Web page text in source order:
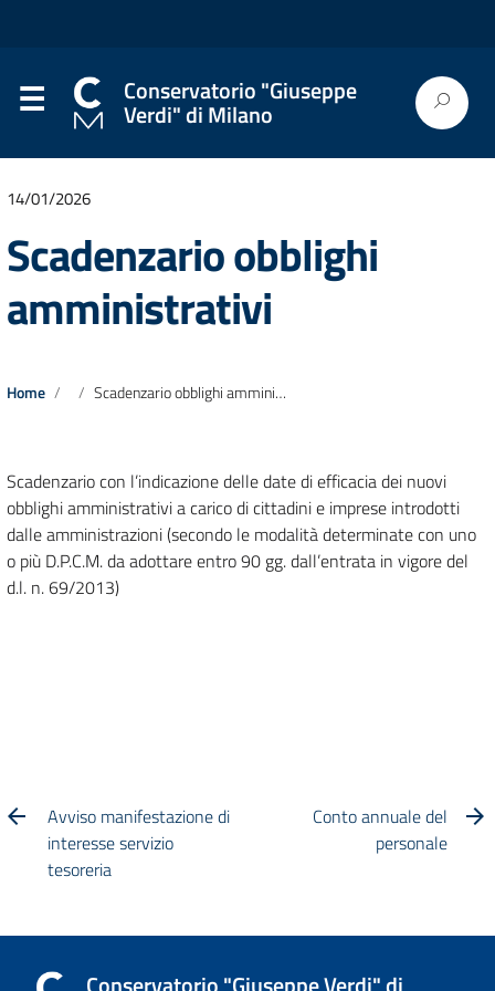
Conservatorio "Giuseppe
Verdi" di Milano
14/01/2026
Scadenzario obblighi
amministrativi
Home Scadenzario obblighi amministrativi
Scadenzario con l’indicazione delle date di efficacia dei nuovi
obblighi amministrativi a carico di cittadini e imprese introdotti
dalle amministrazioni (secondo le modalità determinate con uno
o più D.P.C.M. da adottare entro 90 gg. dall’entrata in vigore del
d.l. n. 69/2013)
Avviso manifestazione di
interesse servizio
tesoreria
Conto annuale del
personale